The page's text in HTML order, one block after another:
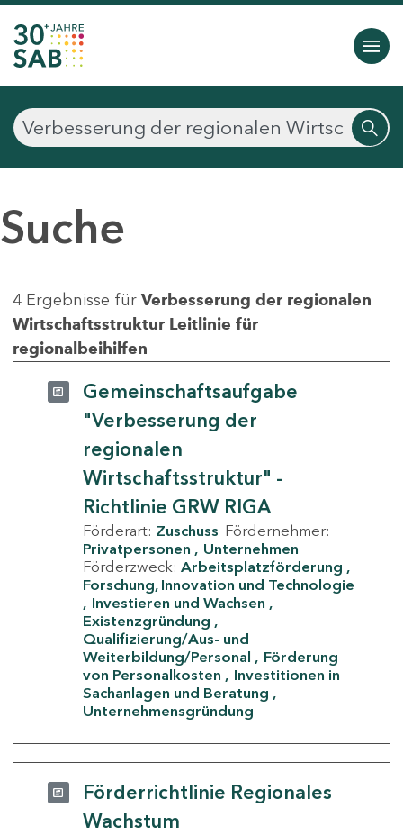
Suche
4 Ergebnisse für Verbesserung der regionalen
Wirtschaftsstruktur Leitlinie für
regionalbeihilfen
Gemeinschaftsaufgabe
"Verbesserung der
regionalen
Wirtschaftsstruktur" -
Richtlinie GRW RIGA
Förderart: Zuschuss Fördernehmer:
Privatpersonen
Unternehmen
Förderzweck: Arbeitsplatzförderung
Forschung, Innovation und Technologie
Investieren und Wachsen
Existenzgründung
Qualifizierung/Aus- und
Weiterbildung/Personal
Förderung
von Personalkosten
Investitionen in
Sachanlagen und Beratung
Unternehmensgründung
Förderrichtlinie Regionales
Wachstum